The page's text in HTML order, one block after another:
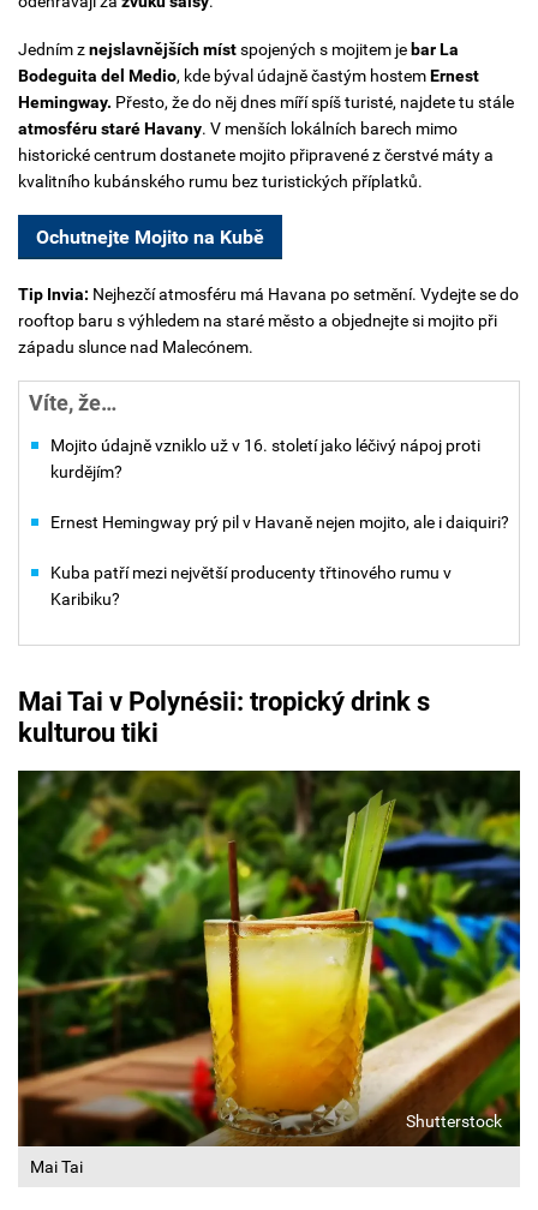
Jedním znejslavnějších místspojených s mojitem je bar La
Bodeguita del Medio, kde býval údajně častým hostemErnest
Hemingway. Přesto, že do něj dnes míří spíš turisté, najdete tu stále
atmosféru staré Havany. V menších lokálních barech mimo
historické centrum dostanete mojito připravené z čerstvé máty a
kvalitního kubánského rumu bez turistických příplatků.
Ochutnejte Mojito na Kubě
Tip Invia: Nejhezčí atmosféru má Havana po setmění. Vydejte se do
rooftop baru s výhledem na staré město a objednejte si mojito při
západu slunce nad Malecónem.
Víte, že…
Mojito údajně vzniklo už v 16. století jako léčivý nápoj proti
kurdějím?
Ernest Hemingway prý pil v Havaně nejen mojito, ale i daiquiri?
Kuba patří mezi největší producenty třtinového rumu v
Karibiku?
Mai Tai v Polynésii: tropický drink s
kulturou tiki
Mai Tai
Shutterstock